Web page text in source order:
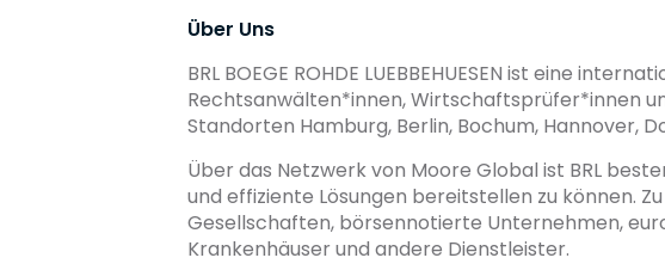
Über Uns
BRL BOEGE ROHDE LUEBBEHUESEN ist eine
Rechtsanwälten*innen, Wirtschaftsprüfer*innen
Standorten Hamburg, Berlin, Bochum, Hannover,
Über das Netzwerk von Moore Global ist BRL
und effiziente Lösungen bereitstellen zu können.
Gesellschaften, börsennotierte Unternehmen,
Krankenhäuser und andere Dienstleister.